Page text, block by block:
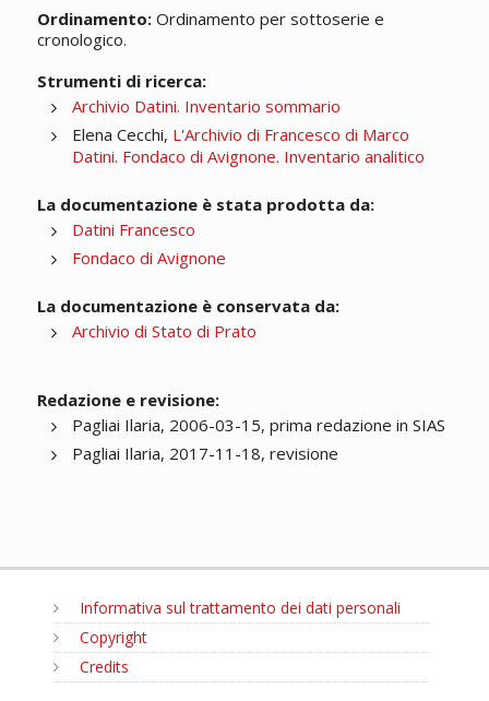
Ordinamento:Ordinamento per sottoserie e
cronologico.
Strumenti di ricerca:
Archivio Datini. Inventario sommario
Elena Cecchi, L'Archivio di Francesco di Marco
Datini. Fondaco di Avignone. Inventario analitico
La documentazione è stata prodotta da:
Datini Francesco
Fondaco di Avignone
La documentazione è conservata da:
Archivio di Stato di Prato
Redazione e revisione:
Pagliai Ilaria, 2006-03-15, prima redazione in SIAS
Pagliai Ilaria, 2017-11-18, revisione
Informativa sul trattamento dei dati personali
Copyright
Credits